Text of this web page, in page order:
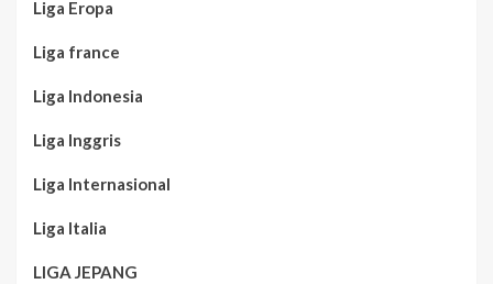
Liga Eropa
Liga france
Liga Indonesia
Liga Inggris
Liga Internasional
Liga Italia
LIGA JEPANG